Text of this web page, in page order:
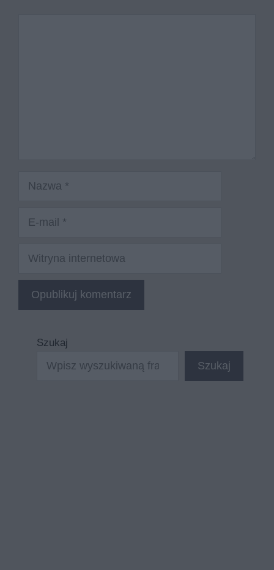
Nazwa
Witryna
Szukaj
Szukaj